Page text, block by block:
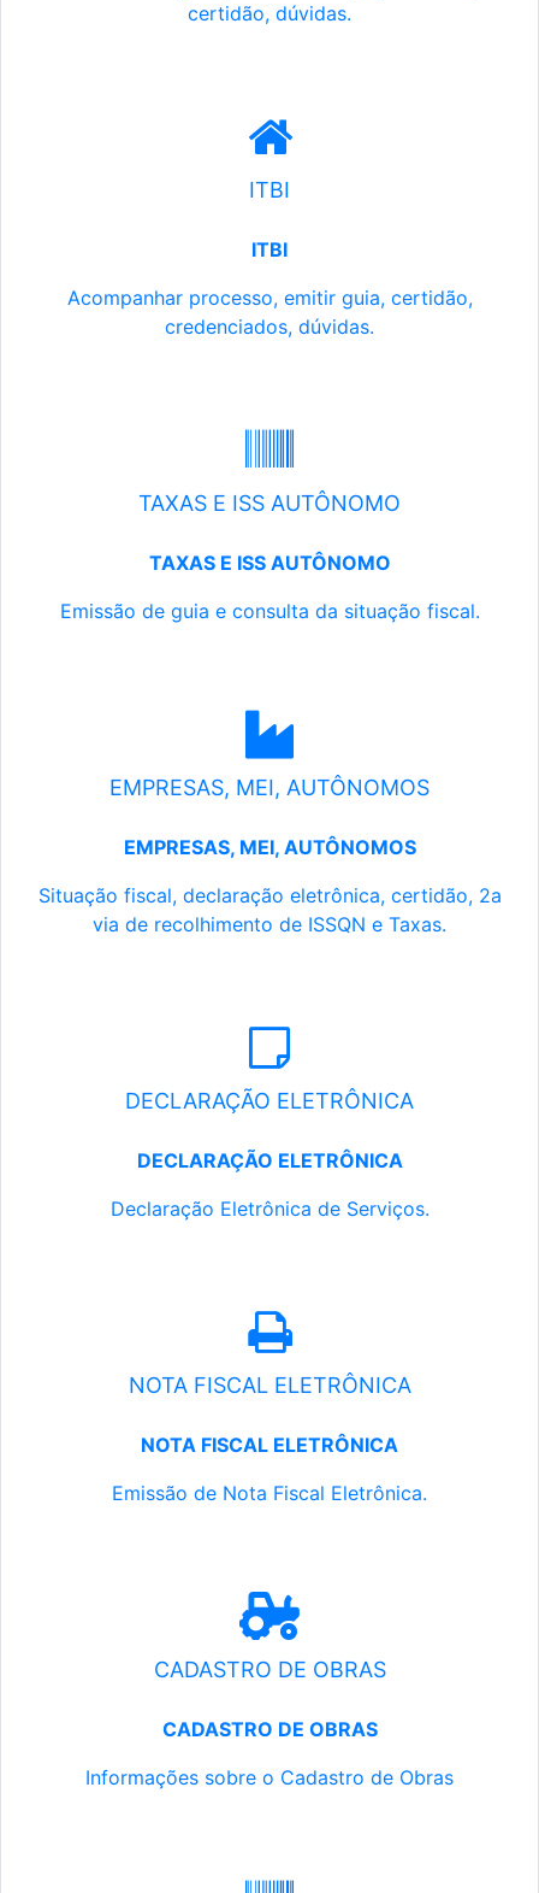
certidão, dúvidas.
ITBI
ITBI
Acompanhar processo, emitir guia, certidão,
credenciados, dúvidas.
TAXAS E ISS AUTÔNOMO
TAXAS E ISS AUTÔNOMO
Emissão de guia e consulta da situação fiscal.
EMPRESAS, MEI, AUTÔNOMOS
EMPRESAS, MEI, AUTÔNOMOS
Situação fiscal, declaração eletrônica, certidão, 2a
via de recolhimento de ISSQN e Taxas.
DECLARAÇÃO ELETRÔNICA
DECLARAÇÃO ELETRÔNICA
Declaração Eletrônica de Serviços.
NOTA FISCAL ELETRÔNICA
NOTA FISCAL ELETRÔNICA
Emissão de Nota Fiscal Eletrônica.
CADASTRO DE OBRAS
CADASTRO DE OBRAS
Informações sobre o Cadastro de Obras